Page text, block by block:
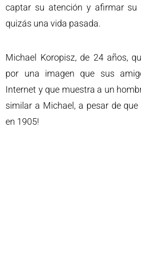
captar su atención y afirmar su
quizás una vida pasada.
Michael Koropisz, de 24 años,
por una imagen que sus
Internet y que muestra a un
similar a Michael, a pesar de
en 1905!